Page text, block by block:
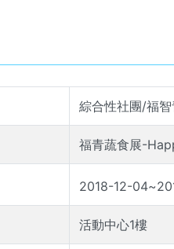
綜合性社團/福
福青蔬食展-
2018-12-04~
活動中心1樓